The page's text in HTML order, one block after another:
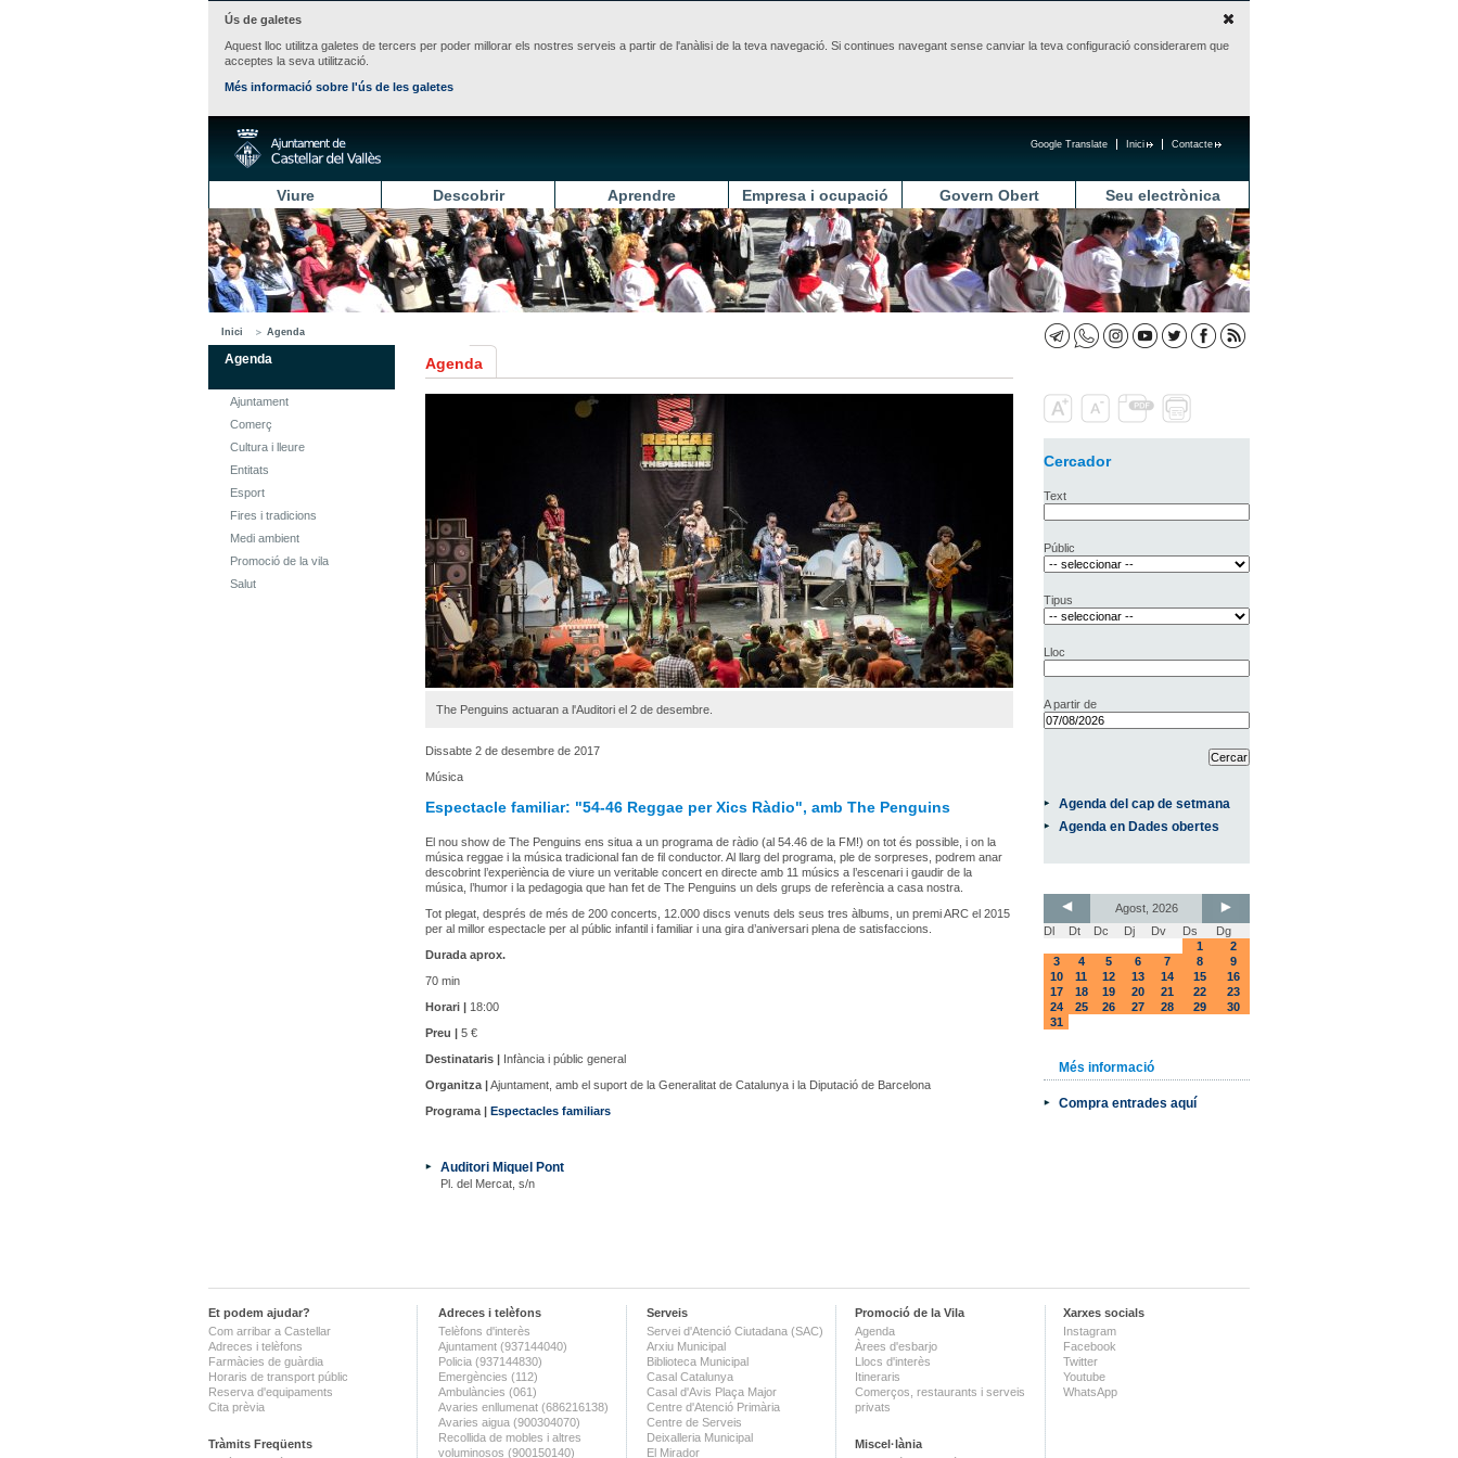
Ús de galetes
Aquest lloc utilitza galetes de tercers per poder millorar els nostres serveis a partir de l'anàlisi de la teva navegació. Si continues navegant sense canviar la teva configuració considerarem que
acceptes la seva utilització.
Més informació sobre l'ús de les galetes
Contacte
Inici
Google Translate
Viure Descobrir Aprendre Empresa i ocupació Govern Obert Seu electrònica
Inici Agenda
Agenda
Ajuntament
Comerç
Cultura i lleure
Entitats
Esport
Fires i tradicions
Medi ambient
Promoció de la vila
Salut
Agenda
The Penguins actuaran a l'Auditori el 2 de desembre.
Dissabte 2 de desembre de 2017
Música
Espectacle familiar: "54-46 Reggae per Xics Ràdio", amb The Penguins
El nou show de The Penguins ens situa a un programa de ràdio (al 54.46 de la FM!) on tot és possible, i on la
música reggae i la música tradicional fan de fil conductor. Al llarg del programa, ple de sorpreses, podrem anar
descobrint l’experiència de viure un veritable concert en directe amb 11 músics a l’escenari i gaudir de la
música, l’humor i la pedagogia que han fet de The Penguins un dels grups de referència a casa nostra.
Tot plegat, després de més de 200 concerts, 12.000 discs venuts dels seus tres àlbums, un premi ARC el 2015
per al millor espectacle per al públic infantil i familiar i una gira d’aniversari plena de satisfaccions.
Durada aprox.
70 min
Horari | 18:00
Preu | 5 €
Destinataris | Infància i públic general
Organitza |Ajuntament, amb el suport de la Generalitat de Catalunya i la Diputació de Barcelona
Programa | Espectacles familiars
Auditori Miquel Pont
Pl. del Mercat, s/n
Cercador
Text
Públic
Tipus
Lloc
A partir de
Agenda del cap de setmana
Agenda en Dades obertes
Agost, 2026
Dl
Dt Dc Dj Dv Ds
Dg
1
2
3
4 5 6 7 8
9
10
11 12 13 14 15
16
17
18 19 20 21 22
23
24
25 26 27 28 29
30
31
Més informació
Compra entrades aquí
Et podem ajudar?
Com arribar a Castellar
Adreces i telèfons
Farmàcies de guàrdia
Horaris de transport públic
Reserva d'equipaments
Cita prèvia
Tràmits Freqüents
Adreces i telèfons
Telèfons d'interès
Ajuntament (937144040)
Policia (937144830)
Emergències (112)
Ambulàncies (061)
Avaries enllumenat (686216138)
Avaries aigua (900304070)
Recollida de mobles i altres
voluminosos (900150140)
Serveis
Servei d'Atenció Ciutadana (SAC)
Arxiu Municipal
Biblioteca Municipal
Casal Catalunya
Casal d'Avis Plaça Major
Centre d'Atenció Primària
Centre de Serveis
Deixalleria Municipal
El Mirador
Promoció de la Vila
Agenda
Àrees d'esbarjo
Llocs d'interès
Itineraris
Comerços, restaurants i serveis
privats
Miscel·lània
Xarxes socials
Instagram
Facebook
Twitter
Youtube
WhatsApp